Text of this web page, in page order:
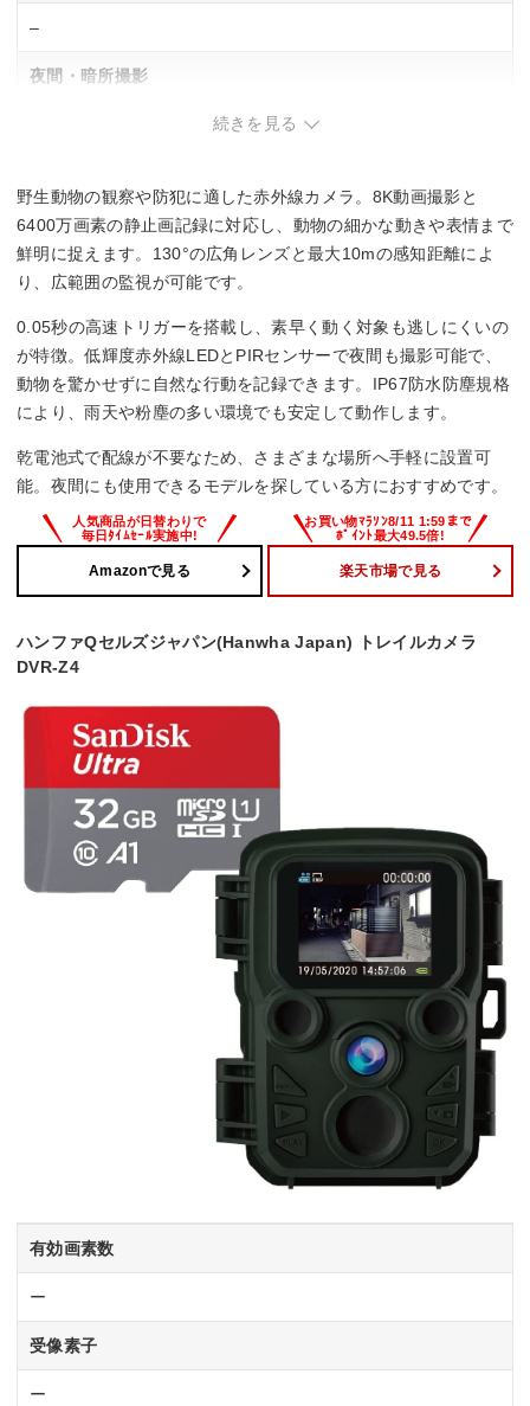
–
夜間・暗所撮影
IP67
人感センサー
〇
幅x高さx奥行
20.7 x 12.3 x 8.4 cm
続きを見る
野生動物の観察や防犯に適した赤外線カメラ。8K動画撮影と
6400万画素の静止画記録に対応し、動物の細かな動きや表情まで
鮮明に捉えます。130°の広角レンズと最大10mの感知距離によ
り、広範囲の監視が可能です。
0.05秒の高速トリガーを搭載し、素早く動く対象も逃しにくいの
が特徴。低輝度赤外線LEDとPIRセンサーで夜間も撮影可能で、
動物を驚かせずに自然な行動を記録できます。IP67防水防塵規格
により、雨天や粉塵の多い環境でも安定して動作します。
乾電池式で配線が不要なため、さまざまな場所へ手軽に設置可
能。夜間にも使用できるモデルを探している方におすすめです。
Amazonで見る 楽天市場で見る
ハンファQセルズジャパン(Hanwha Japan) トレイルカメラ
DVR-Z4
有効画素数
ー
受像素子
ー